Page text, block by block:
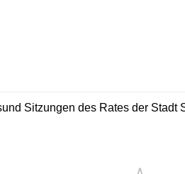
Sitzungen des Rates der Stadt
∧